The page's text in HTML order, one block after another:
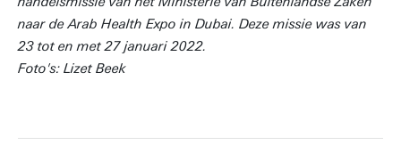
naar de Arab Health Expo in Dubai. Deze missie was van
23 tot en met 27 januari 2022.
Foto's: Lizet Beek